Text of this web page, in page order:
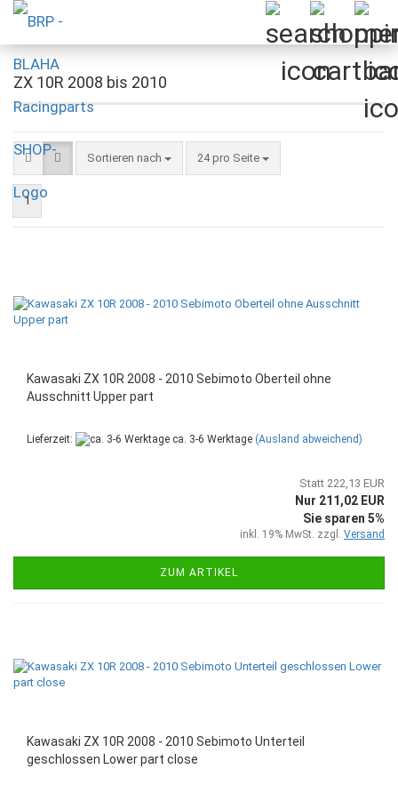
ZX 10R 2008 bis 2010
Sortieren nach
Sortieren nach 24 pro Seite
pro Seite
1
Kawasaki ZX 10R 2008 - 2010 Sebimoto Oberteil ohne
Ausschnitt Upper part
Lieferzeit: ca. 3-6 Werktage (Ausland abweichend)
Statt 222,13 EUR
Nur 211,02 EUR
Sie sparen 5%
inkl. 19% MwSt. zzgl. Versand
ZUM ARTIKEL
Kawasaki ZX 10R 2008 - 2010 Sebimoto Unterteil
geschlossen Lower part close